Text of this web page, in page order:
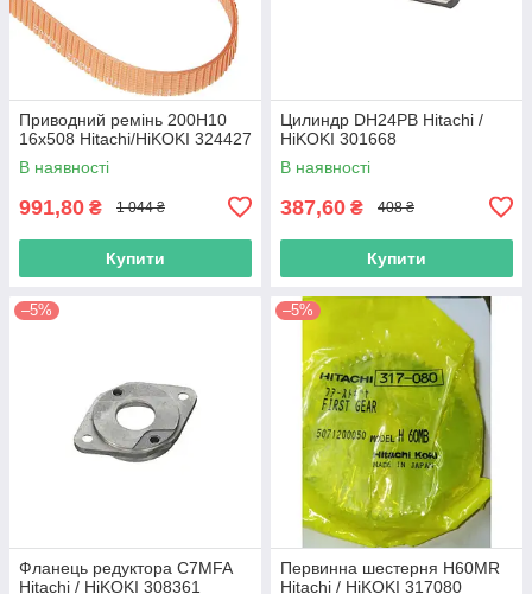
Приводний ремінь 200Н10
16х508 Hitachi/HiKOKI 324427
В наявності
991,80 ₴ 1 044 ₴
Купити
Цилиндр DH24PB Hitachi /
HiKOKI 301668
В наявності
387,60 ₴ 408 ₴
Купити
–5%
Фланець редуктора C7MFA
Hitachi / HiKOKI 308361
–5%
Первинна шестерня H60MR
Hitachi / HiKOKI 317080